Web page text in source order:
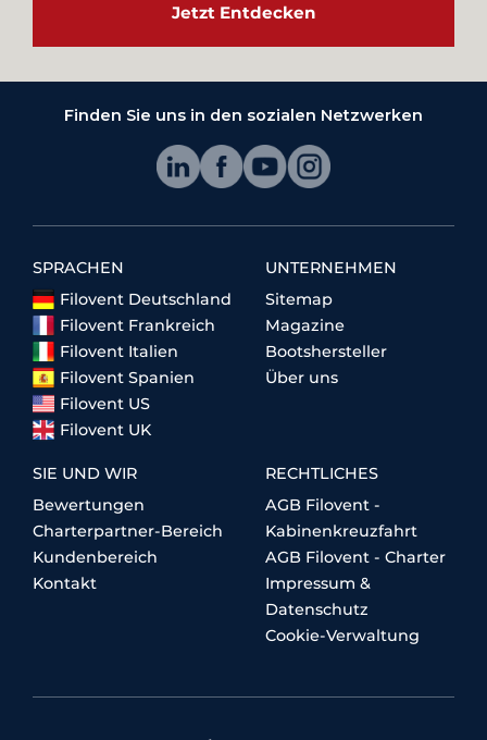
Jetzt Entdecken
Finden Sie uns in den sozialen Netzwerken
SPRACHEN
Filovent Deutschland
Filovent Frankreich
Filovent Italien
Filovent Spanien
Filovent US
Filovent UK
UNTERNEHMEN
Sitemap
Magazine
Bootshersteller
Über uns
SIE UND WIR
Bewertungen
Charterpartner-Bereich
Kundenbereich
Kontakt
RECHTLICHES
AGB Filovent -
Kabinenkreuzfahrt
AGB Filovent - Charter
Impressum &
Datenschutz
Cookie-Verwaltung